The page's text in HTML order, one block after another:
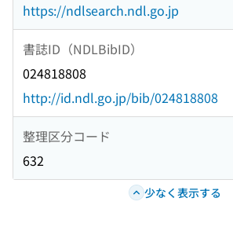
https://ndlsearch.ndl.go.jp
書誌ID（NDLBibID）
024818808
http://id.ndl.go.jp/bib/024818808
整理区分コード
632
少なく表示する